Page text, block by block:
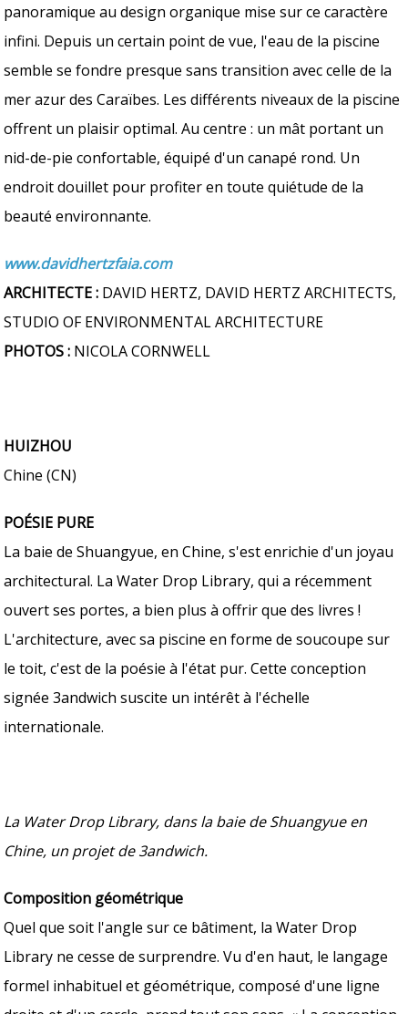
panoramique au design organique mise sur ce caractère
infini. Depuis un certain point de vue, l'eau de la piscine
semble se fondre presque sans transition avec celle de la
mer azur des Caraïbes. Les différents niveaux de la piscine
offrent un plaisir optimal. Au centre : un mât portant un
nid-de-pie confortable, équipé d'un canapé rond. Un
endroit douillet pour profiter en toute quiétude de la
beauté environnante.
www.davidhertzfaia.com
ARCHITECTE : DAVID HERTZ, DAVID HERTZ ARCHITECTS,
STUDIO OF ENVIRONMENTAL ARCHITECTURE
PHOTOS : NICOLA CORNWELL
HUIZHOU
Chine (CN)
POÉSIE PURE
La baie de Shuangyue, en Chine, s'est enrichie d'un joyau
architectural. La Water Drop Library, qui a récemment
ouvert ses portes, a bien plus à offrir que des livres !
L'architecture, avec sa piscine en forme de soucoupe sur
le toit, c'est de la poésie à l'état pur. Cette conception
signée 3andwich suscite un intérêt à l'échelle
internationale.
La Water Drop Library, dans la baie de Shuangyue en
Chine, un projet de 3andwich.
Composition géométrique
Quel que soit l'angle sur ce bâtiment, la Water Drop
Library ne cesse de surprendre. Vu d'en haut, le langage
formel inhabituel et géométrique, composé d'une ligne